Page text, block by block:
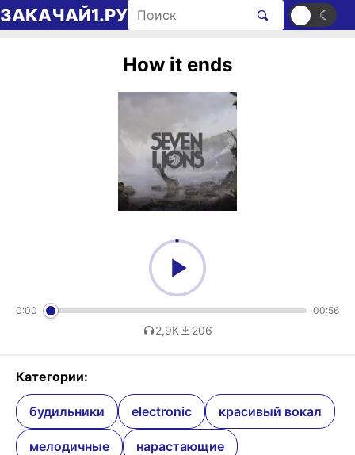
Перейти к содержимому
ЗАКАЧАЙ1.РУ Поиск рингтонов ☀ ☾
How it ends
0:00 00:56
2,9K 206
Категории:
будильники electronic красивый вокал
мелодичные нарастающие